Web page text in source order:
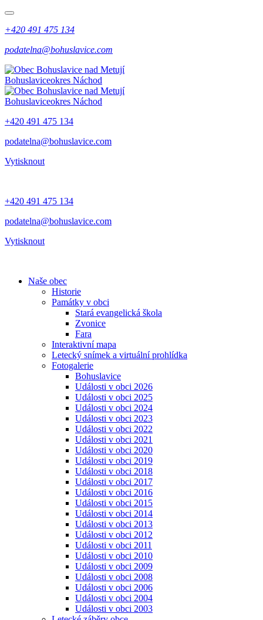
+420 491 475 134
podatelna@bohuslavice.com
Bohuslaviceokres Náchod
Bohuslaviceokres Náchod
+420 491 475 134
podatelna@bohuslavice.com
Vytisknout
+420 491 475 134
podatelna@bohuslavice.com
Vytisknout
Naše obec
Historie
Památky v obci
Stará evangelická škola
Zvonice
Fara
Interaktivní mapa
Letecký snímek a virtuální prohlídka
Fotogalerie
Bohuslavice
Události v obci 2026
Události v obci 2025
Události v obci 2024
Události v obci 2023
Události v obci 2022
Události v obci 2021
Události v obci 2020
Události v obci 2019
Události v obci 2018
Události v obci 2017
Události v obci 2016
Události v obci 2015
Události v obci 2014
Události v obci 2013
Události v obci 2012
Události v obci 2011
Události v obci 2010
Události v obci 2009
Události v obci 2008
Události v obci 2006
Události v obci 2004
Události v obci 2003